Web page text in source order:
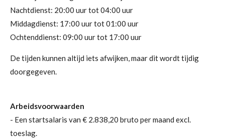
Nachtdienst: 20:00 uur tot 04:00 uur
Middagdienst: 17:00 uur tot 01:00 uur
Ochtenddienst: 09:00 uur tot 17:00 uur
De tijden kunnen altijd iets afwijken, maar dit wordt tijdig
doorgegeven.
Arbeidsvoorwaarden
- Een startsalaris van € 2.838,20 bruto per maand excl.
toeslag.